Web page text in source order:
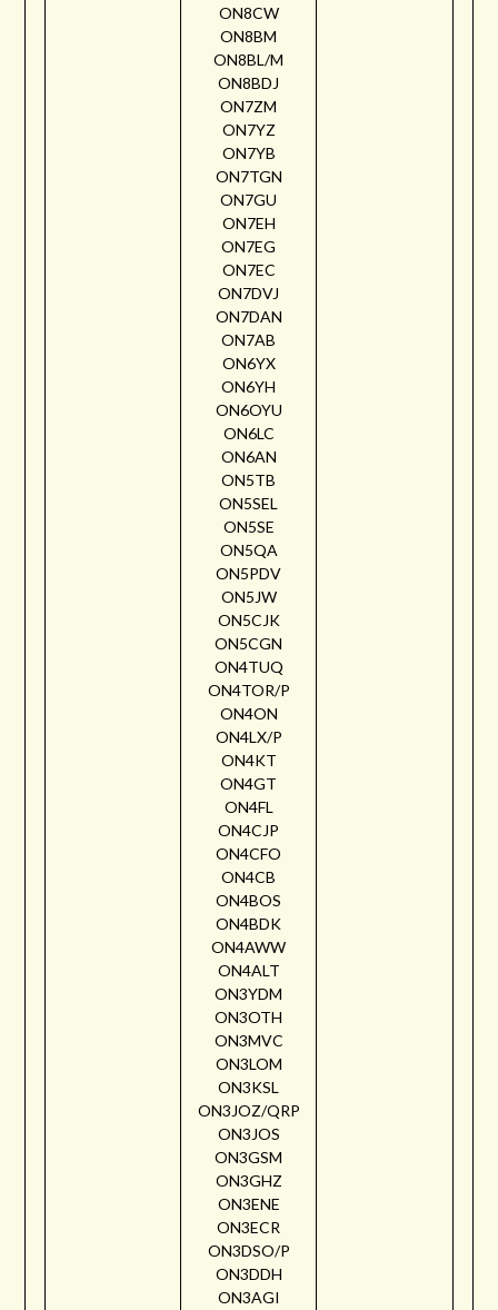
ON8CW
ON8BM
ON8BL/M
ON8BDJ
ON7ZM
ON7YZ
ON7YB
ON7TGN
ON7GU
ON7EH
ON7EG
ON7EC
ON7DVJ
ON7DAN
ON7AB
ON6YX
ON6YH
ON6OYU
ON6LC
ON6AN
ON5TB
ON5SEL
ON5SE
ON5QA
ON5PDV
ON5JW
ON5CJK
ON5CGN
ON4TUQ
ON4TOR/P
ON4ON
ON4LX/P
ON4KT
ON4GT
ON4FL
ON4CJP
ON4CFO
ON4CB
ON4BOS
ON4BDK
ON4AWW
ON4ALT
ON3YDM
ON3OTH
ON3MVC
ON3LOM
ON3KSL
ON3JOZ/QRP
ON3JOS
ON3GSM
ON3GHZ
ON3ENE
ON3ECR
ON3DSO/P
ON3DDH
ON3AGI